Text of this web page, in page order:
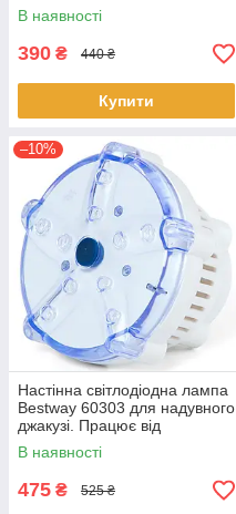
В наявності
390 ₴ 440 ₴
Купити
–10%
Настінна світлодіодна лампа
Bestway 60303 для надувного
джакузі. Працює від
батарейок 3 шт. «ААА»
В наявності
475 ₴ 525 ₴